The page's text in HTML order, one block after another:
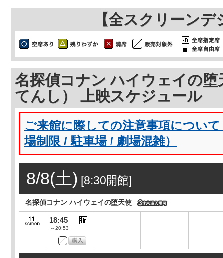
【全スクリーン
名探偵コナン ハイウェイの
てんし） 上映スケジュール
ご来館に際しての注意事項につい
場制限 / 駐車場 / 劇場混雑）
8/8(土) [8:30開館]
名探偵コナン ハイウェイの堕天使
18:45
～20:53